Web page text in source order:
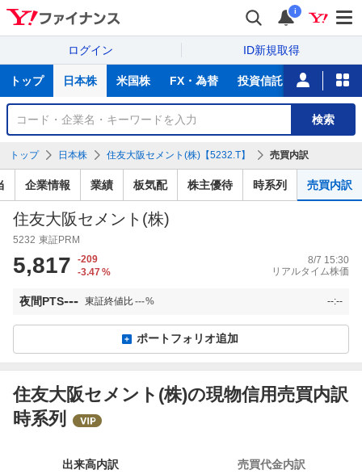
i
ログイン ID新規取得
サ
トップ 日本株 米国株 FX・為替 投資信託 ニュース
銘
検
検索
トップ 日本株 住友大阪セメント(株)【5232.T】 売買内訳
企業情報 業績 板気配 株主優待 時系列 売買内訳
住友大阪セメント(株)
5232 東証PRM
5,817
-209
-3.47%
8/7 15:30
リアルタイム株価
夜間PTS--- 東証終値比---% --:--
ポートフォリオ追加
住友大阪セメント(株)の現物信用売買内訳
時系列
出来高内訳 売買代金内訳